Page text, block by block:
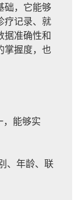
础，它能够
疗记录、就
据准确性和
掌握度，也
，能够实
、年龄、联